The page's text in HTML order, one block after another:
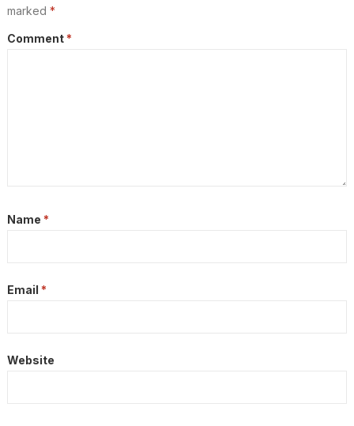
marked *
Comment *
Name *
Email *
Website